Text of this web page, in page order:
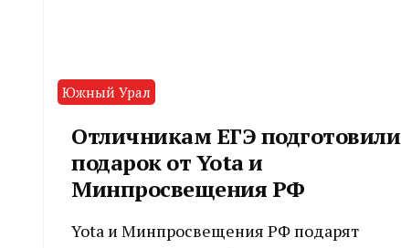
Южный Урал
Отличникам ЕГЭ подготовили
подарок от Yota и
Минпросвещения РФ
Yota и Минпросвещения РФ подарят